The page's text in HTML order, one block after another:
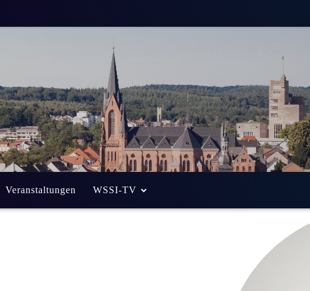
Veranstaltungen WSSI-TV